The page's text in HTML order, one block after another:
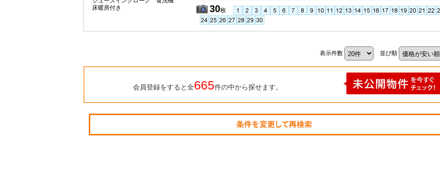
床暖房付き
30枚
表示件数 並び順
会員登録をすると全665件の中から探せます。